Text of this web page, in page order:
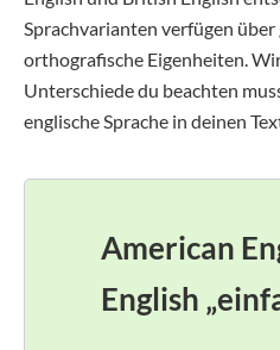
Sprachvarianten verfügen
orthografische Eigenheiten.
Unterschiede du beachten
englische Sprache in deinen
American
English